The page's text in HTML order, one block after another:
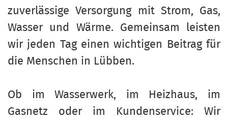
zuverlässige Versorgung mit Strom, Gas,
Wasser und Wärme. Gemeinsam leisten
wir jeden Tag einen wichtigen Beitrag für
die Menschen in Lübben.
Ob im Wasserwerk, im Heizhaus, im
Gasnetz oder im Kundenservice: Wir